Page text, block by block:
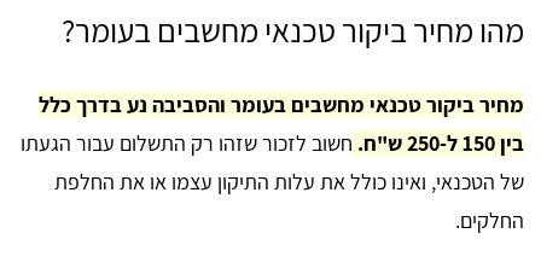
מהו מחיר ביקור טכנאי מחשבים בעומר?
מחיר ביקור טכנאי מחשבים בעומר והסביבה נע בדרך כלל
בין 150 ל-250 ש"ח.
חשוב לזכור שזהו רק התשלום עבור הגעתו
של הטכנאי, ואינו כולל את עלות התיקון עצמו או את החלפת
החלקים.